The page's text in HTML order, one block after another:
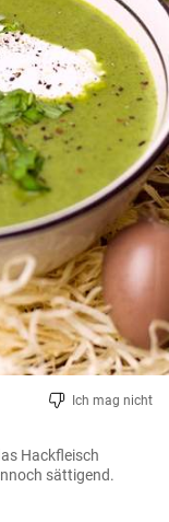
Ich mag nicht
Hackfleisch
sättigend.